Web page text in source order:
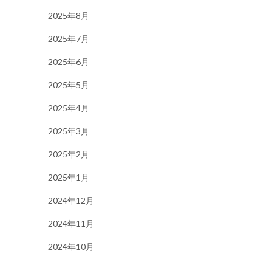
2025年8月
2025年7月
2025年6月
2025年5月
2025年4月
2025年3月
2025年2月
2025年1月
2024年12月
2024年11月
2024年10月